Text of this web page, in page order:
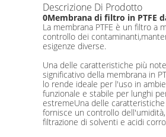
Descrizione Di Prodotto
0Membrana di filtro in PTFE
La membrana PTFE è un filtro a
controllo dei
esigenze diverse.
Una delle caratteristiche più
significativo della membrana in
lo rende ideale per l'uso in
funzionale e stabile per lunghi
estremeUna delle
fornisce un controllo
filtrazione di solventi e acidi